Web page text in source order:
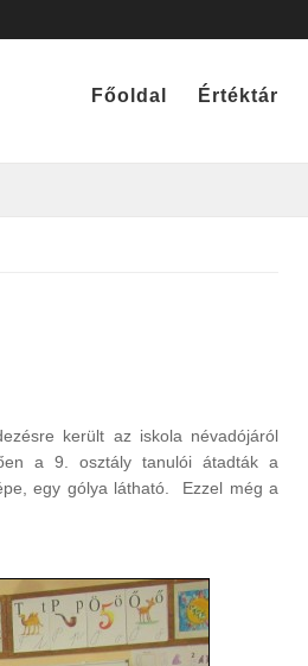
Főoldal Értéktár
került az iskola névadójáról
a 9. osztály tanulói átadták a
egy gólya látható. Ezzel még a